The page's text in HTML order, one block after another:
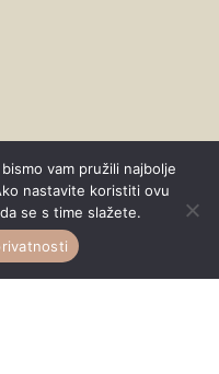
vam pružili najbolje
nastavite koristiti ovu
se s time slažete.